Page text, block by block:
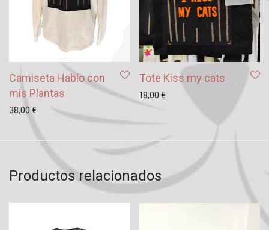
Camiseta Hablo con
mis Plantas
38,00€
Tote Kiss my cats
18,00 €
Productos relacionados